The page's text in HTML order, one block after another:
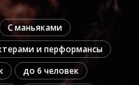
С маньяками
и перформансы
до 6 человек